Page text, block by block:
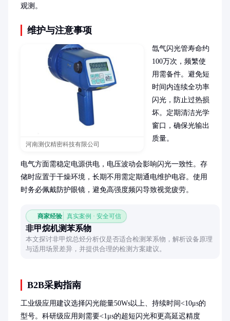
观测。
维护与注意事项
河南测仪精密科技有限公司
氙气闪光管寿命约
100万次，频繁使
用需备件。避免短
时间内连续全功率
闪光，防止过热损
坏。定期清洁光学
窗口，确保光输出
质量。
电气方面需稳定电源供电，电压波动会影响闪光一致性。存
储时应置于干燥环境，长期不用需定期通电维护电容。使用
时务必佩戴防护眼镜，避免高强度频闪导致视觉疲劳。
商家经验 真实案例 · 安全可信
非甲烷机测苯系物
本文探讨非甲烷总烃分析仪是否适合检测苯系物，解析设备原理
与适用场景差异，并提供合理的检测方案建议。
B2B采购指南
工业级应用建议选择闪光能量50Ws以上、持续时间<10μs的
型号。科研级应用则需要<1μs的超短闪光和更高延迟精度